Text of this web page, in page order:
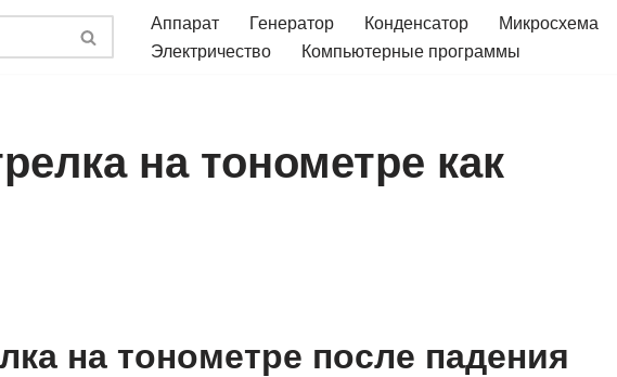
Аппарат Генератор Конденсатор Микросхема
Электричество
Компьютерные программы
на тонометре как
на тонометре после падения